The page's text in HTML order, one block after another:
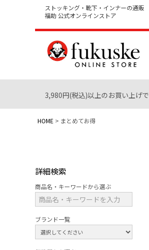
ストッキング・靴下・インナーの通販
福助 公式オンラインストア
3,980円(税込)以上のお買い上げで
HOME まとめてお得
詳細検索
商品名・キーワードから選ぶ
ブランド一覧